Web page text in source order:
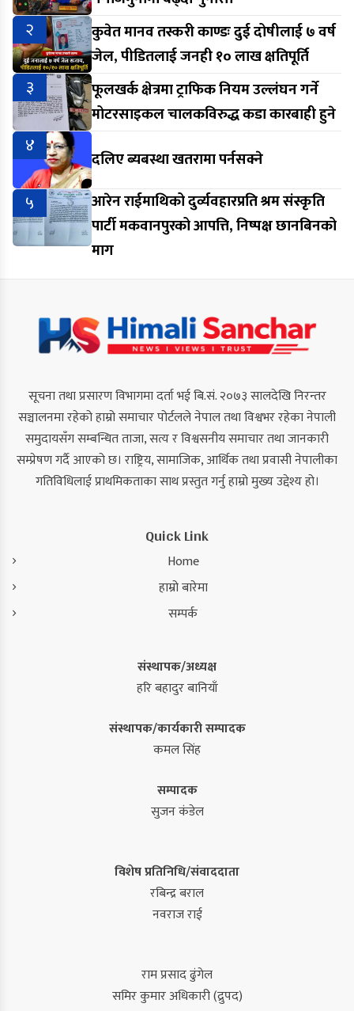
२
कुवेत मानव तस्करी काण्डः दुई दोषीलाई ७ वर्ष
जेल, पीडितलाई जनही १० लाख क्षतिपूर्ति
३
फूलखर्क क्षेत्रमा ट्राफिक नियम उल्लंघन गर्ने
मोटरसाइकल चालकविरुद्ध कडा कारबाही हुने
४
दलिए ब्यबस्था खतरामा पर्नसक्ने
५
आरेन राईमाथिको दुर्व्यवहारप्रति श्रम संस्कृति
पार्टी मकवानपुरको आपत्ति, निष्पक्ष छानबिनको
माग
सूचना तथा प्रसारण विभागमा दर्ता भई बि.सं. २०७३ सालदेखि निरन्तर
सञ्चालनमा रहेको हाम्रो समाचार पोर्टलले नेपाल तथा विश्वभर रहेका नेपाली
समुदायसँग सम्बन्धित ताजा, सत्य र विश्वसनीय समाचार तथा जानकारी
सम्प्रेषण गर्दै आएको छ। राष्ट्रिय, सामाजिक, आर्थिक तथा प्रवासी नेपालीका
गतिविधिलाई प्राथमिकताका साथ प्रस्तुत गर्नु हाम्रो मुख्य उद्देश्य हो।
Quick Link
Home
हाम्रो बारेमा
सम्पर्क
संस्थापक/अध्यक्ष
हरि बहादुर बानियाँ
संस्थापक/कार्यकारी सम्पादक
कमल सिंह
सम्पादक
सुजन कंडेल
विशेष प्रतिनिधि/संवाददाता
रबिन्द्र बराल
नवराज राई
राम प्रसाद ढुंगेल
समिर कुमार अधिकारी (द्रुपद)